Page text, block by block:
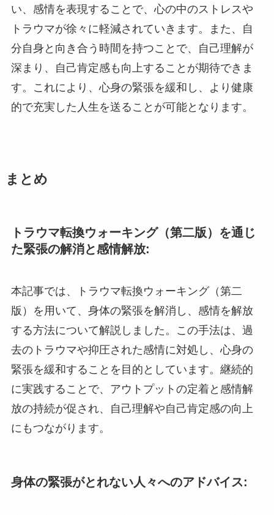
い、感情を表現することで、心の中のストレスや
トラウマが徐々に軽減されていきます。また、自
分自身と向き合う時間を持つことで、自己理解が
深まり、自己肯定感も向上することが期待できま
す。これにより、心身の緊張を緩和し、より健康
的で充実した人生を送ることが可能となります。
まとめ
トラウマ転換ウォーキング（第二版）を通じ
た緊張の解消と感情解放:
本記事では、トラウマ転換ウォーキング（第二
版）を用いて、身体の緊張を解消し、感情を解放
する方法について解説しました。この手法は、過
去のトラウマや抑圧された感情に対処し、心身の
緊張を緩和することを目的としています。継続的
に実践することで、アウトプットの定着と感情解
放の持続が促され、自己理解や自己肯定感の向上
にもつながります。
身体の緊張がとれない人々へのアドバイス: